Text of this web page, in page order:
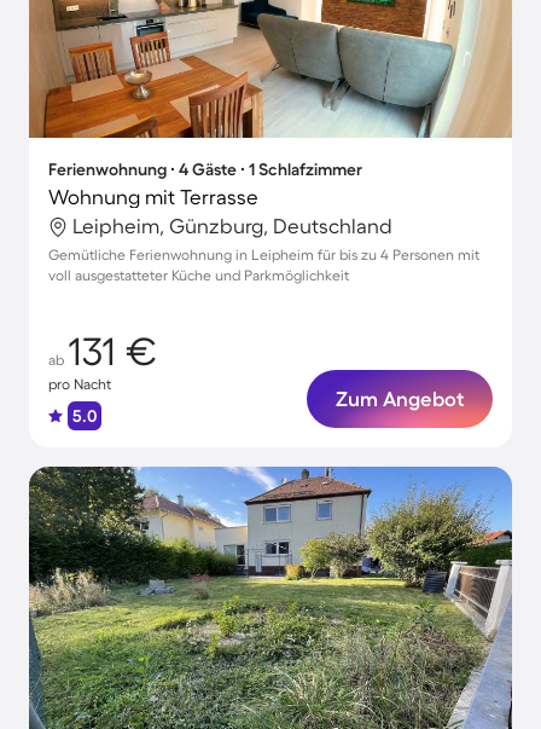
Ferienwohnung ∙ 4 Gäste ∙ 1 Schlafzimmer
Wohnung mit Terrasse
Leipheim, Günzburg, Deutschland
Gemütliche Ferienwohnung in Leipheim für bis zu 4 Personen mit
voll ausgestatteter Küche und Parkmöglichkeit
ab 131 €
pro Nacht
5.0
Zum Angebot